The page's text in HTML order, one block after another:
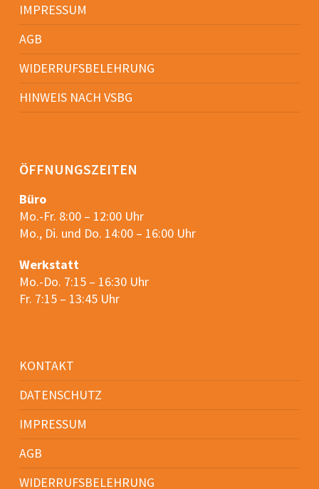
IMPRESSUM
AGB
WIDERRUFSBELEHRUNG
HINWEIS NACH VSBG
ÖFFNUNGSZEITEN
Büro
Mo.-Fr. 8:00 – 12:00 Uhr
Mo., Di. und Do. 14:00 – 16:00 Uhr
Werkstatt
Mo.-Do. 7:15 – 16:30 Uhr
Fr. 7:15 – 13:45 Uhr
KONTAKT
DATENSCHUTZ
IMPRESSUM
AGB
WIDERRUFSBELEHRUNG